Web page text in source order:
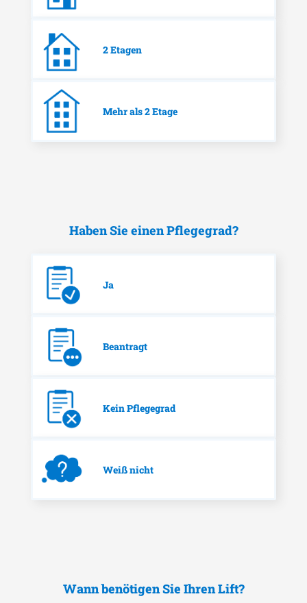
2 Etagen
Mehr als 2 Etage
Haben Sie einen Pflegegrad?
Ja
Beantragt
Kein Pflegegrad
Weiß nicht
Wann benötigen Sie Ihren Lift?